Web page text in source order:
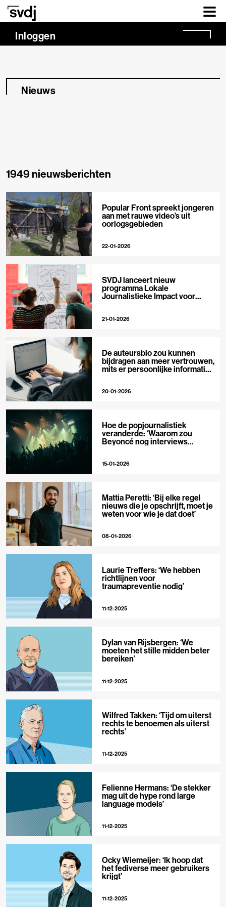
Naar hoofdinhoud
Inloggen
Nieuws
1949 nieuwsberichten
Popular Front spreekt jongeren
aan met rauwe video’s uit
oorlogsgebieden
22-01-2026
SVDJ lanceert nieuw
programma Lokale
Journalistieke Impact voor
21-01-2026
De auteursbio zou kunnen
bijdragen aan meer vertrouwen,
mits er persoonlijke informatie
20-01-2026
Hoe de popjournalistiek
veranderde: ‘Waarom zou
Beyoncé nog interviews
15-01-2026
Mattia Peretti: ‘Bij elke regel
nieuws die je opschrijft, moet je
weten voor wie je dat doet’
08-01-2026
Laurie Treffers: ‘We hebben
richtlijnen voor
traumapreventie nodig’
11-12-2025
Dylan van Rijsbergen: ‘We
moeten het stille midden beter
bereiken’
11-12-2025
Wilfred Takken: ‘Tijd om uiterst
rechts te benoemen als uiterst
rechts’
11-12-2025
Felienne Hermans: ‘De stekker
mag uit de hype rond large
language models’
11-12-2025
Ocky Wiemeijer: ‘Ik hoop dat
het fediverse meer gebruikers
krijgt’
11-12-2025